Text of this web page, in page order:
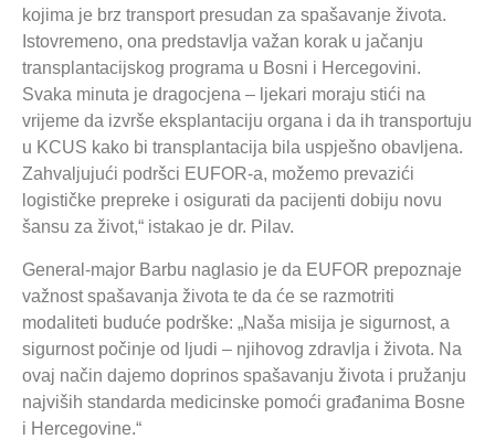
kojima je brz transport presudan za spašavanje života.
Istovremeno, ona predstavlja važan korak u jačanju
transplantacijskog programa u Bosni i Hercegovini.
Svaka minuta je dragocjena – ljekari moraju stići na
vrijeme da izvrše eksplantaciju organa i da ih transportuju
u KCUS kako bi transplantacija bila uspješno obavljena.
Zahvaljujući podršci EUFOR-a, možemo prevazići
logističke prepreke i osigurati da pacijenti dobiju novu
šansu za život,“ istakao je dr. Pilav.
General-major Barbu naglasio je da EUFOR prepoznaje
važnost spašavanja života te da će se razmotriti
modaliteti buduće podrške: „Naša misija je sigurnost, a
sigurnost počinje od ljudi – njihovog zdravlja i života. Na
ovaj način dajemo doprinos spašavanju života i pružanju
najviših standarda medicinske pomoći građanima Bosne
i Hercegovine.“